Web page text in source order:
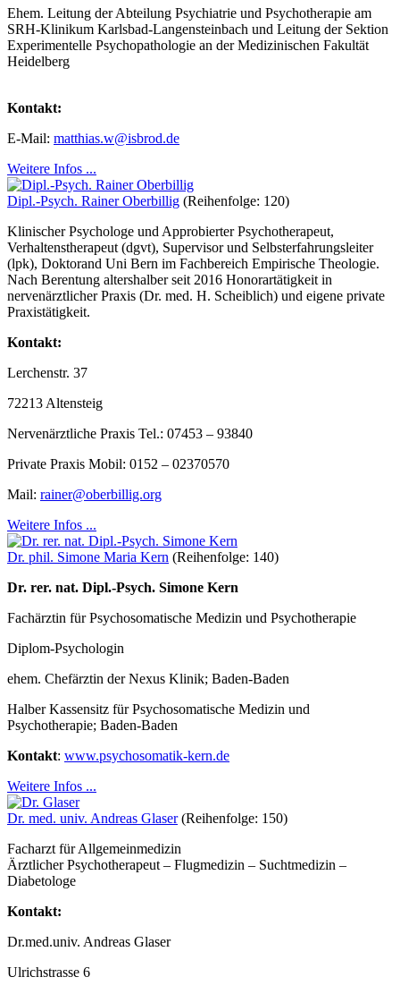
Ehem. Leitung der Abteilung Psychiatrie und Psychotherapie am
SRH-Klinikum Karlsbad-Langensteinbach und Leitung der Sektion
Experimentelle Psychopathologie an der Medizinischen Fakultät
Heidelberg
Kontakt:
E-Mail: matthias.w@isbrod.de
Weitere Infos ...
Dipl.-Psych. Rainer Oberbillig (Reihenfolge: 120)
Klinischer Psychologe und Approbierter Psychotherapeut,
Verhaltenstherapeut (dgvt), Supervisor und Selbsterfahrungsleiter
(lpk), Doktorand Uni Bern im Fachbereich Empirische Theologie.
Nach Berentung altershalber seit 2016 Honorartätigkeit in
nervenärztlicher Praxis (Dr. med. H. Scheiblich) und eigene private
Praxistätigkeit.
Kontakt:
Lerchenstr. 37
72213 Altensteig
Nervenärztliche Praxis Tel.: 07453 – 93840
Private Praxis Mobil: 0152 – 02370570
Mail: rainer@oberbillig.org
Weitere Infos ...
Dr. phil. Simone Maria Kern (Reihenfolge: 140)
Dr. rer. nat. Dipl.-Psych. Simone Kern
Fachärztin für Psychosomatische Medizin und Psychotherapie
Diplom-Psychologin
ehem. Chefärztin der Nexus Klinik; Baden-Baden
Halber Kassensitz für Psychosomatische Medizin und
Psychotherapie; Baden-Baden
Kontakt: www.psychosomatik-kern.de
Weitere Infos ...
Dr. med. univ. Andreas Glaser (Reihenfolge: 150)
Facharzt für Allgemeinmedizin
Ärztlicher Psychotherapeut – Flugmedizin – Suchtmedizin –
Diabetologe
Kontakt:
Dr.med.univ. Andreas Glaser
Ulrichstrasse 6